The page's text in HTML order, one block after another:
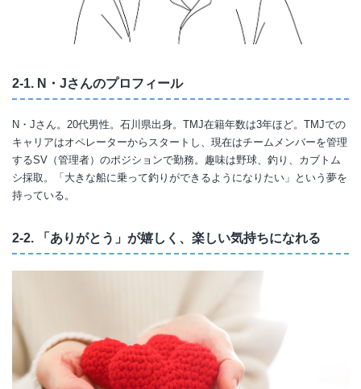
2-1. N・Jさんのプロフィール
N・Jさん。20代男性。石川県出身。TMJ在籍年数は3年ほど。TMJでの
キャリアはオペレーターからスタートし、現在はチームメンバーを管理
するSV（管理者）のポジションで勤務。趣味は野球、釣り、カブトム
シ採取。「大きな船に乗って釣りができるようになりたい」という夢を
持っている。
2-2. 「ありがとう」が嬉しく、楽しい気持ちになれる